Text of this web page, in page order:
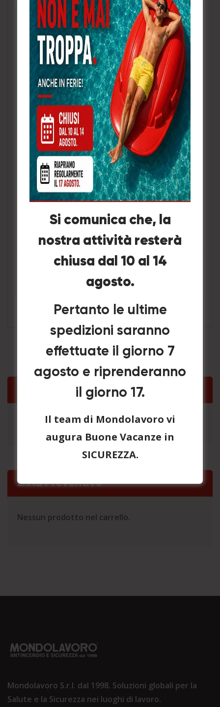
Numero
di parte
Descrizione
LS11 Può ospitare 60 lucchetti.
LS12
Può ospitare 40 lucchetti, 8
puntatori e cartellini.
LS13
Può ospitare 40 lucchetti e
mini blocchi.
LS14
Può contenere un numero di
tag di blocco.
Può contenere un numero di
tag e mini blocchi.
Può ospitare 20 lucchetti e 2
lavagne.
Categorie Prodotto
Lista Preventivo
Nessun prodotto nel carrello.
Mondolavoro S.r.l. dal 1998. Soluzioni globali per la
Salute e la Sicurezza nei luoghi di lavoro.
Si comunica che, la
nostra attività resterà
chiusa dal 10 al 14
agosto.
Pertanto le ultime
spedizioni saranno
effettuate il giorno 7
agosto e riprenderanno
il giorno 17.
Il team di Mondolavoro vi
augura Buone Vacanze in
SICUREZZA.